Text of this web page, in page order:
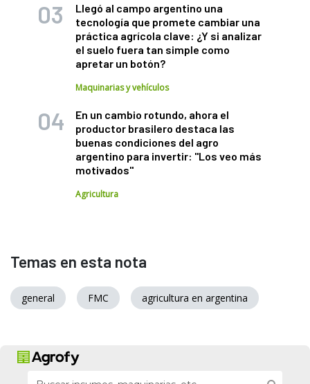
Llegó al campo argentino una
tecnología que promete cambiar una
práctica agrícola clave: ¿Y si analizar
el suelo fuera tan simple como
apretar un botón?
Maquinarias y vehículos
En un cambio rotundo, ahora el
productor brasilero destaca las
buenas condiciones del agro
argentino para invertir: "Los veo más
motivados"
Agricultura
Temas en esta nota
general FMC agricultura en argentina